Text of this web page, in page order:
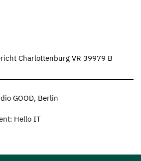
Charlottenburg VR 39979 B
GOOD, Berlin
Hello IT